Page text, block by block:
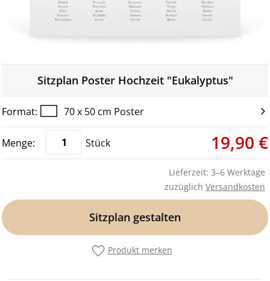
Sitzplan Poster Hochzeit "Eukalyptus"
70 x 50 cm Poster
Stück 19,90 €
Lieferzeit: 3–6 Werktage
zuzüglich Versandkosten
Sitzplan gestalten
Produkt merken